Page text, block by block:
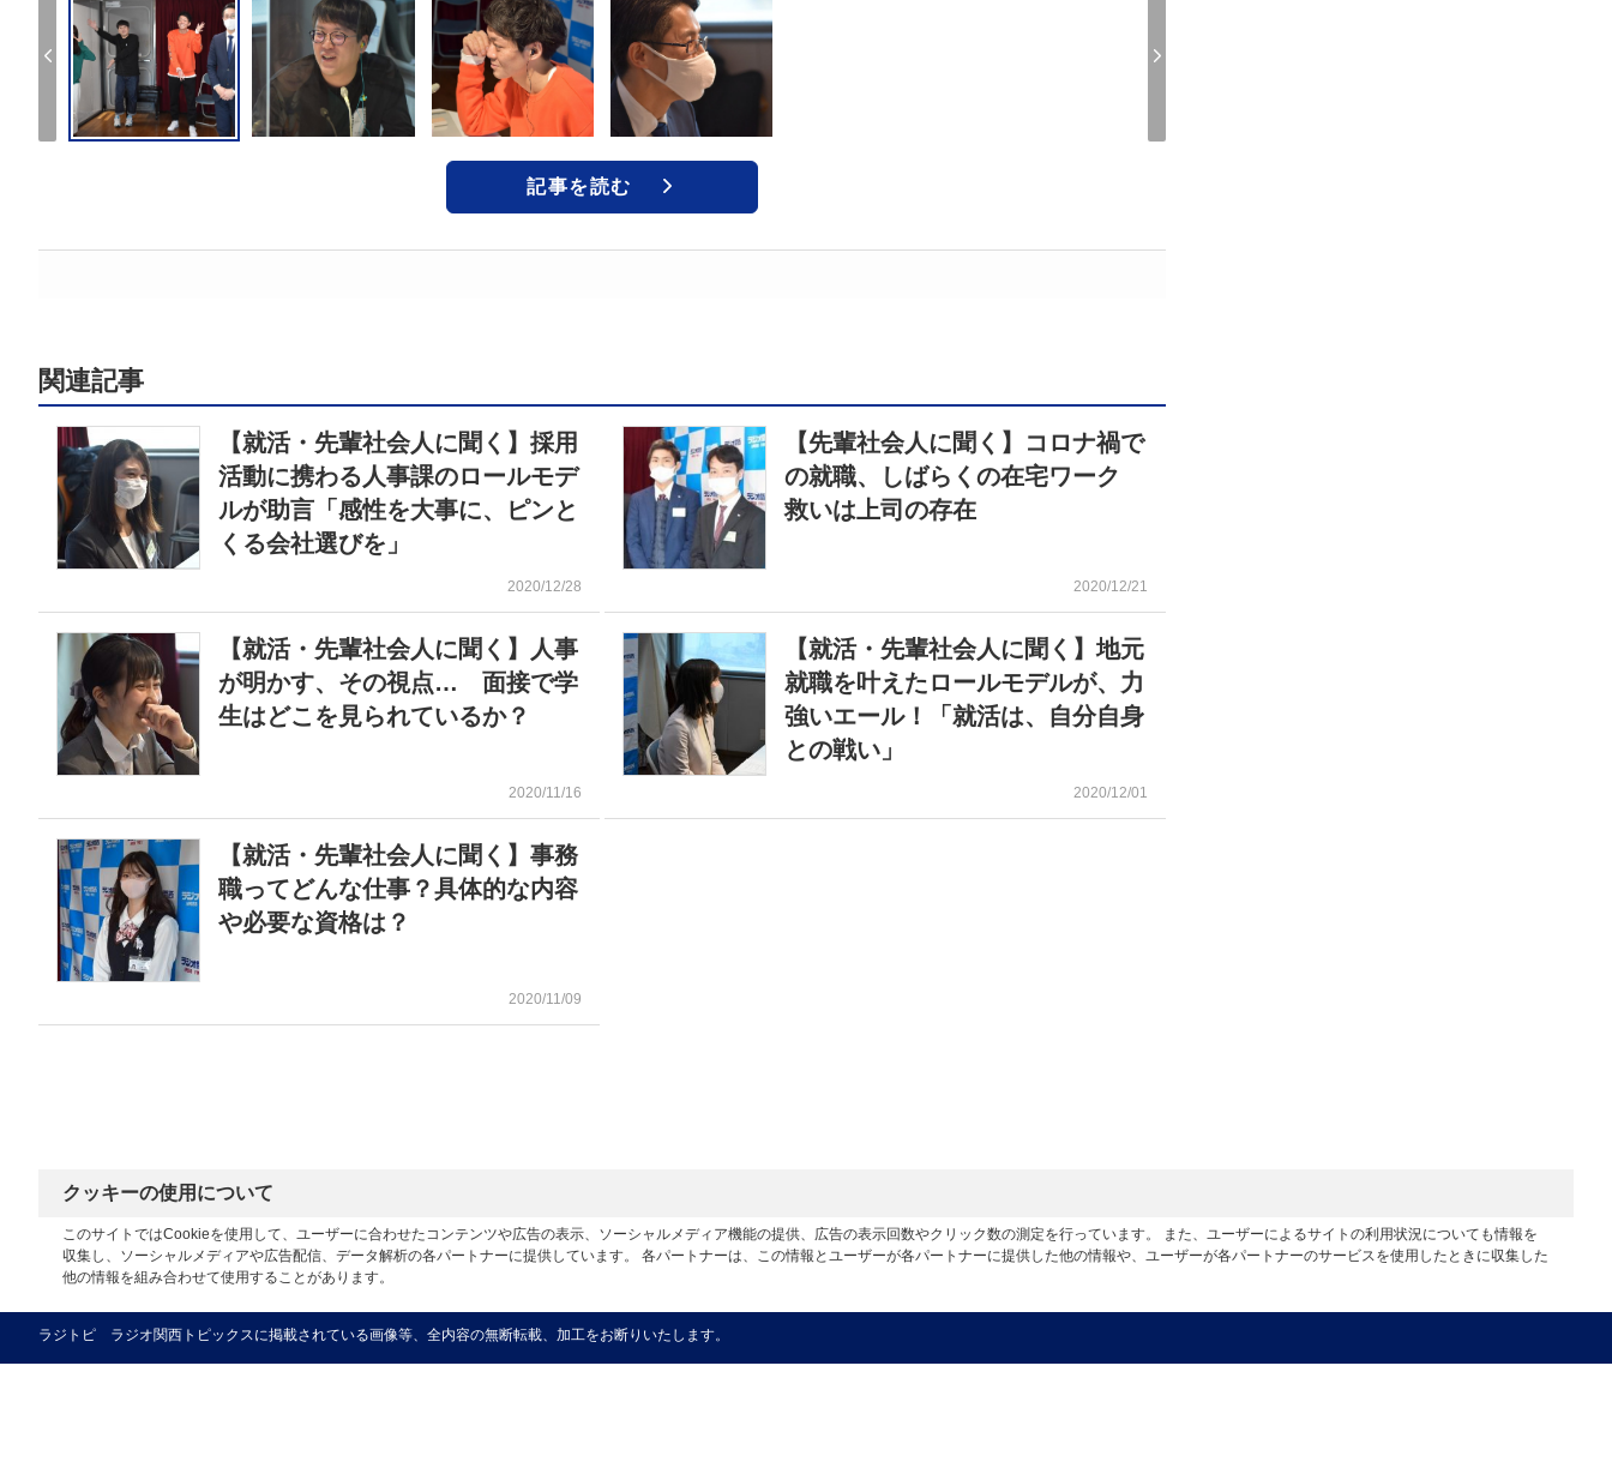
記事を読む
関連記事
【就活・先輩社会人に聞く】採用
活動に携わる人事課のロールモデ
ルが助言「感性を大事に、ピンと
くる会社選びを」
2020/12/28
【先輩社会人に聞く】コロナ禍で
の就職、しばらくの在宅ワーク
救いは上司の存在
2020/12/21
【就活・先輩社会人に聞く】人事
が明かす、その視点… 面接で学
生はどこを見られているか？
2020/11/16
【就活・先輩社会人に聞く】地元
就職を叶えたロールモデルが、力
強いエール！「就活は、自分自身
との戦い」
2020/12/01
【就活・先輩社会人に聞く】事務
職ってどんな仕事？具体的な内容
や必要な資格は？
2020/11/09
クッキーの使用について
このサイトではCookieを使用して、ユーザーに合わせたコンテンツや広告の表示、ソーシャルメディア機能の提供、広告の表示回数やクリック数の測定を行っています。 また、ユーザーによるサイトの利用状況についても情報を
収集し、ソーシャルメディアや広告配信、データ解析の各パートナーに提供しています。 各パートナーは、この情報とユーザーが各パートナーに提供した他の情報や、ユーザーが各パートナーのサービスを使用したときに収集した
他の情報を組み合わせて使用することがあります。
ラジトピ ラジオ関西トピックスに掲載されている画像等、全内容の無断転載、加工をお断りいたします。